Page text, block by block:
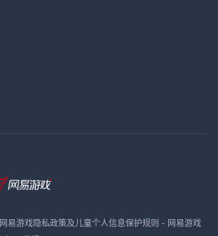
网易游戏隐私政策及儿童个人信息保护规则 - 网易游戏